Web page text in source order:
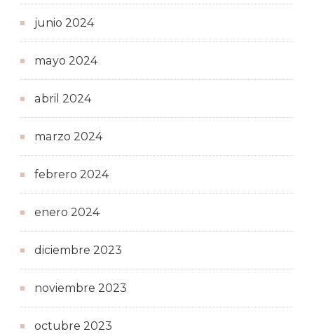
junio 2024
mayo 2024
abril 2024
marzo 2024
febrero 2024
enero 2024
diciembre 2023
noviembre 2023
octubre 2023